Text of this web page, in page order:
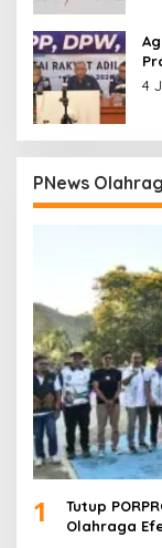
4
PNews
1
Tutup
Olahraga